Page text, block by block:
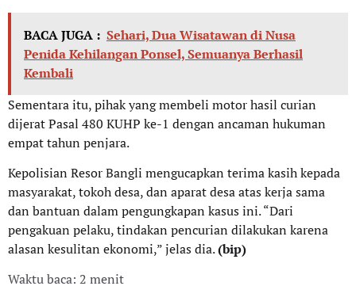
BACA JUGA : Sehari, Dua Wisatawan di Nusa
Penida Kehilangan Ponsel, Semuanya Berhasil
Kembali
Sementara itu, pihak yang membeli motor hasil curian
dijerat Pasal 480 KUHP ke-1 dengan ancaman hukuman
empat tahun penjara.
Kepolisian Resor Bangli mengucapkan terima kasih kepada
masyarakat, tokoh desa, dan aparat desa atas kerja sama
dan bantuan dalam pengungkapan kasus ini. “Dari
pengakuan pelaku, tindakan pencurian dilakukan karena
alasan kesulitan ekonomi,” jelas dia.(bip)
Waktu baca: 2 menit